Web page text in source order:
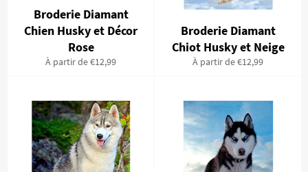
Broderie Diamant
Chien Husky et Décor
Rose
À partir de €12,99
Broderie Diamant
Chiot Husky et Neige
À partir de €12,99